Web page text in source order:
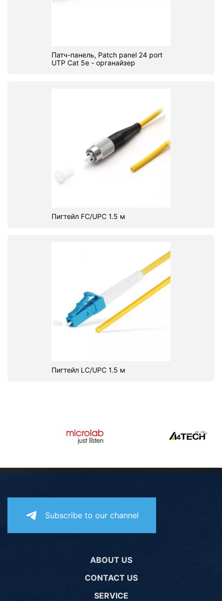
Патч-панель, Patch panel 24 port
UTP Cat 5e - органайзер
Пигтейл FC/UPC 1.5 м
Пигтейл LC/UPC 1.5 м
Subscribe to our channel
ABOUT US
CONTACT US
SERVICE